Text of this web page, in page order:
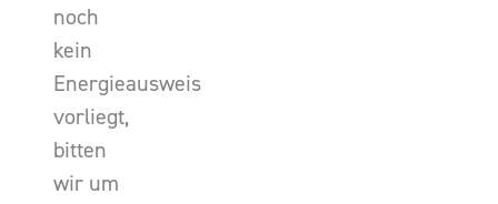
noch
kein
Energieausweis
vorliegt,
bitten
wir um